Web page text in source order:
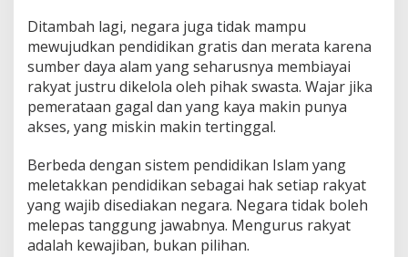
Ditambah lagi, negara juga tidak mampu
mewujudkan pendidikan gratis dan merata karena
sumber daya alam yang seharusnya membiayai
rakyat justru dikelola oleh pihak swasta. Wajar jika
pemerataan gagal dan yang kaya makin punya
akses, yang miskin makin tertinggal.
Berbeda dengan sistem pendidikan Islam yang
meletakkan pendidikan sebagai hak setiap rakyat
yang wajib disediakan negara. Negara tidak boleh
melepas tanggung jawabnya. Mengurus rakyat
adalah kewajiban, bukan pilihan.